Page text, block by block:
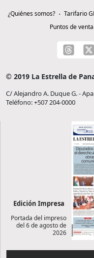
¿Quiénes somos? Tarifario
Puntos de venta
© 2019 La Estrella de
C/ Alejandro A. Duque G. -
Teléfono: +507 204-0000
Edición Impresa
Portada del impreso
del 6 de agosto de
2026